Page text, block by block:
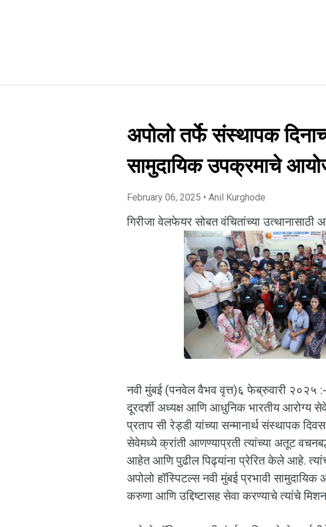
अपोलो तर्फे संस्थापक
सामुदायिक उपक्रमाचे
February 06, 2025 • Anil Kurghode
गिरीजा वेलफेयर सोबत वंचितांच्या उत्थानासाठी
नवी मुंबई (पनवेल वैभव वृत्त)६ फेब्रुवारी २०२५
दूरदर्शी अध्यक्ष आणि आधुनिक भारतीय
प्रताप सी रेड्डी यांच्या सन्मानार्थ संस्थापक
सेवेमध्ये क्रांती आणण्याप्रती त्यांच्या अतूट
आहेत आणि पुढील पिढ्यांना प्रेरित केले आहे.
अपोलो हॉस्पिटल्स नवी मुंबई प्रभावी
करुणा आणि उद्दिष्टासह सेवा करण्याचे त्यांचे